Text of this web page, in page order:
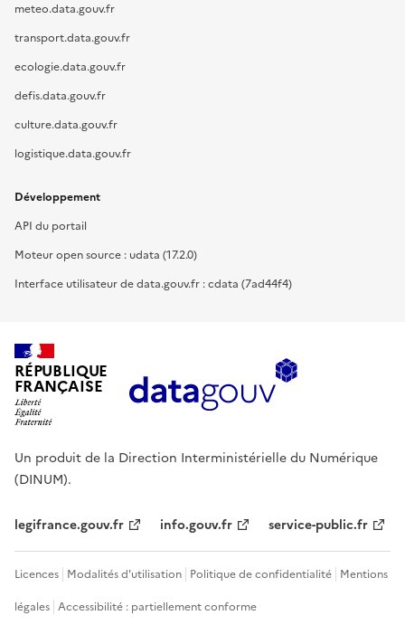
meteo.data.gouv.fr
transport.data.gouv.fr
ecologie.data.gouv.fr
defis.data.gouv.fr
culture.data.gouv.fr
logistique.data.gouv.fr
Développement
API du portail
Moteur open source : udata (17.2.0)
Interface utilisateur de data.gouv.fr : cdata (7ad44f4)
RÉPUBLIQUE
FRANÇAISE
Un produit de la Direction Interministérielle du Numérique
(DINUM).
legifrance.gouv.fr info.gouv.fr service-public.fr
Licences Modalités d'utilisation Politique de confidentialité Mentions
légales Accessibilité : partiellement conforme